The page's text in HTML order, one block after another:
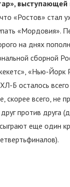
выступающей
«Ростов» стал
«Мордовия».
на днях
сборной
«Нью-
Б осталось
всего, не
против друга
еще один